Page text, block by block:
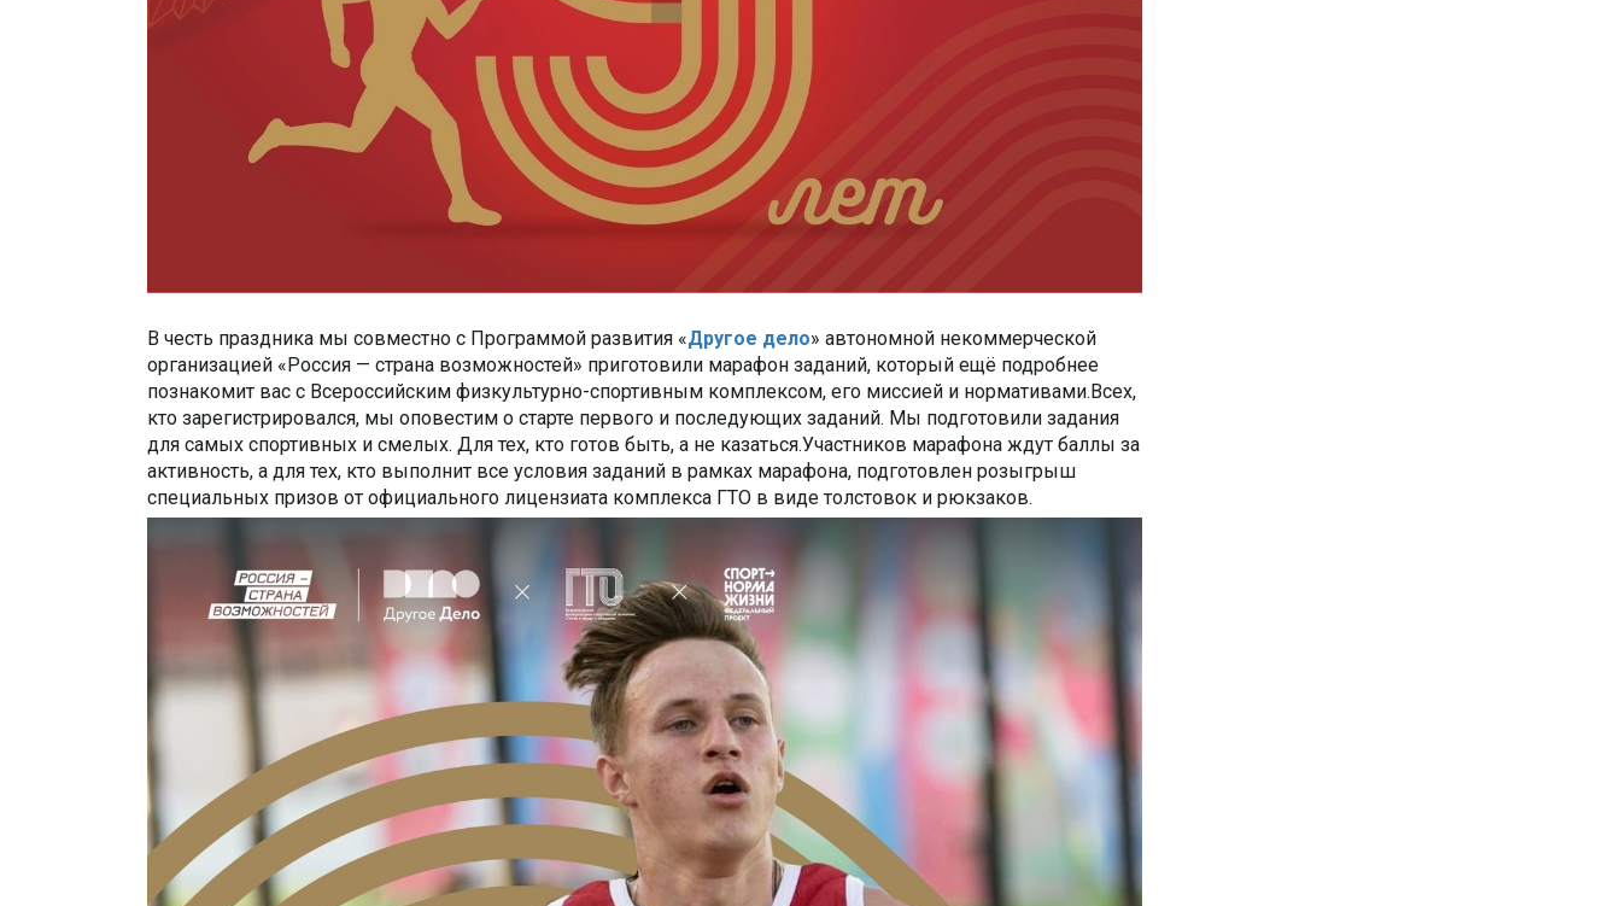
В честь праздника мы совместно с Программой развития «Другое дело» автономной некоммерческой
организацией «Россия — страна возможностей» приготовили марафон заданий, который ещё подробнее
познакомит вас с Всероссийским физкультурно-спортивным комплексом, его миссией и нормативами.Всех,
кто зарегистрировался, мы оповестим о старте первого и последующих заданий. Мы подготовили задания
для самых спортивных и смелых. Для тех, кто готов быть, а не казаться.Участников марафона ждут баллы за
активность, а для тех, кто выполнит все условия заданий в рамках марафона, подготовлен розыгрыш
специальных призов от официального лицензиата комплекса ГТО в виде толстовок и рюкзаков.